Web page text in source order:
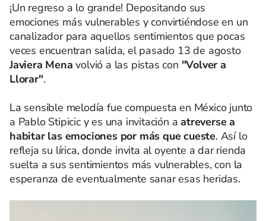
¡Un regreso a lo grande! Depositando sus
emociones más vulnerables y convirtiéndose en un
canalizador para aquellos sentimientos que pocas
veces encuentran salida, el pasado 13 de agosto
Javiera Mena volvió a las pistas con "Volver a
Llorar".
La sensible melodía fue compuesta en México junto
a Pablo Stipicic y es una invitación aatreverse a
habitar las emociones por más que cueste. Así lo
refleja su lírica, donde invita al oyente a dar rienda
suelta a sus sentimientos más vulnerables, con la
esperanza de eventualmente sanar esas heridas.